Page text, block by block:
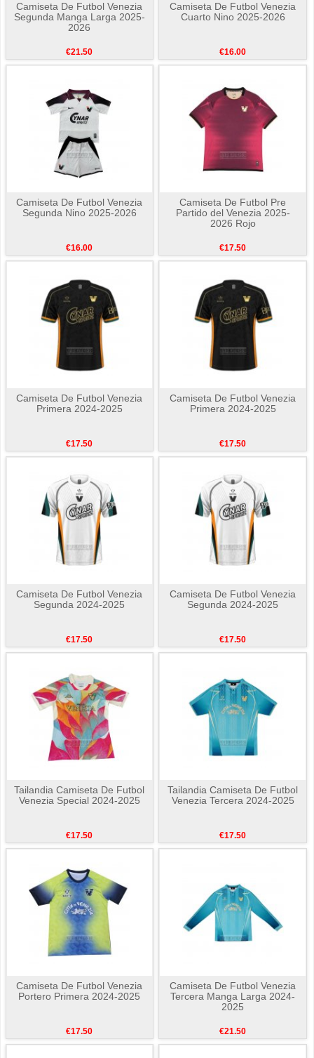
Camiseta De Futbol Venezia
Segunda Manga Larga 2025-
2026
€21.50
Camiseta De Futbol Venezia
Cuarto Nino 2025-2026
€16.00
Camiseta De Futbol Venezia
Segunda Nino 2025-2026
€16.00
Camiseta De Futbol Pre
Partido del Venezia 2025-
2026 Rojo
€17.50
Camiseta De Futbol Venezia
Primera 2024-2025
€17.50
Camiseta De Futbol Venezia
Primera 2024-2025
€17.50
Camiseta De Futbol Venezia
Segunda 2024-2025
€17.50
Camiseta De Futbol Venezia
Segunda 2024-2025
€17.50
Tailandia Camiseta De Futbol
Venezia Special 2024-2025
€17.50
Tailandia Camiseta De Futbol
Venezia Tercera 2024-2025
€17.50
Camiseta De Futbol Venezia
Portero Primera 2024-2025
€17.50
Camiseta De Futbol Venezia
Tercera Manga Larga 2024-
2025
€21.50